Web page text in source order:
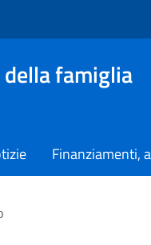
famiglia
Finanziamenti,